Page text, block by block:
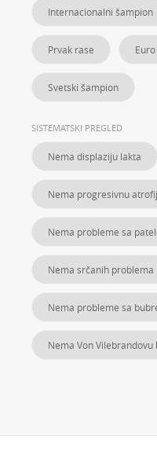
Internacionalni šampion
Prvak rase
Svetski šampion
SISTEMATSKI PREGLED
Nema displaziju lakta
Nema progresivnu
Nema probleme sa
Nema srčanih problema
Nema probleme sa
Nema Von Vilebrandovu